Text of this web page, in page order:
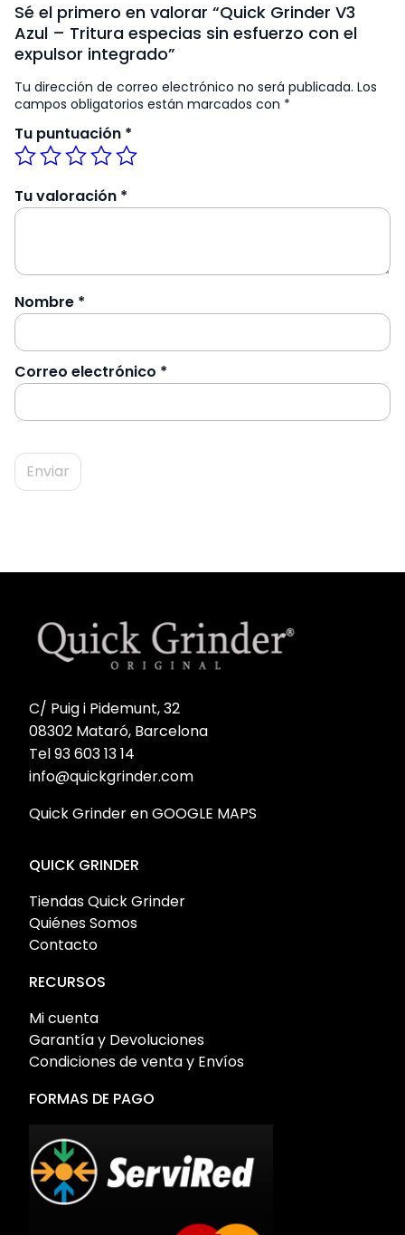
Sé el primero en valorar “Quick Grinder V3
Azul – Tritura especias sin esfuerzo con el
expulsor integrado”
Tu dirección de correo electrónico no será publicada. Los
campos obligatorios están marcados con *
Tu puntuación *
Tu valoración *
Nombre *
Correo electrónico *
C/ Puig i Pidemunt, 32
08302 Mataró, Barcelona
Tel 93 603 13 14
info@quickgrinder.com
Quick Grinder en GOOGLE MAPS
QUICK GRINDER
Tiendas Quick Grinder
Quiénes Somos
Contacto
RECURSOS
Mi cuenta
Garantía y Devoluciones
Condiciones de venta y Envíos
FORMAS DE PAGO